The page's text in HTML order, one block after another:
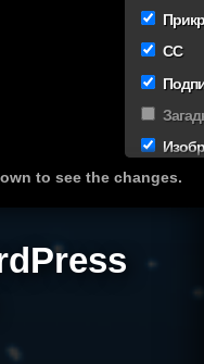
CC
to see the changes.